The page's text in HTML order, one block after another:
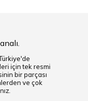
için tek resmi
bir parçası
ve çok